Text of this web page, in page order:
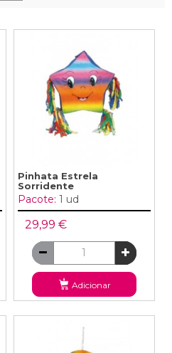
Pinhata Estrela
Sorridente
Pacote: 1 ud
29,99 €
Adicionar